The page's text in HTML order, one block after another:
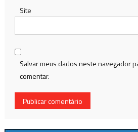
Site
Salvar meus dados neste navegador
comentar.